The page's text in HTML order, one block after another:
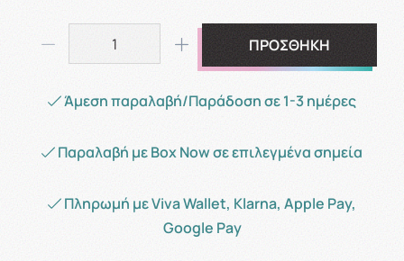
ΠΡΟΣΘΗΚΗ
Άμεση παραλαβή/Παράδοση σε 1-3 ημέρες
Παραλαβή με Box Now σε επιλεγμένα σημεία
Πληρωμή με Viva Wallet, Klarna, Apple Pay,
Google Pay